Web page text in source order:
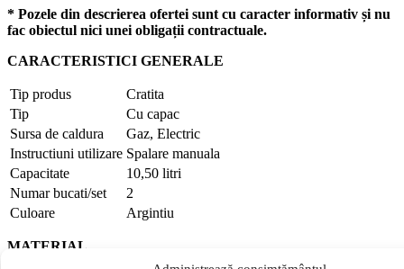
* Pozele din descrierea ofertei sunt cu caracter informativ și nu
fac obiectul nici unei obligații contractuale.
CARACTERISTICI GENERALE
Tip produs
Cratita
Tip
Cu capac
Sursa de caldura
Gaz, Electric
Instructiuni utilizare Spalare manuala
Capacitate
10,50 litri
Numar bucati/set
2
Culoare
Argintiu
MATERIAL